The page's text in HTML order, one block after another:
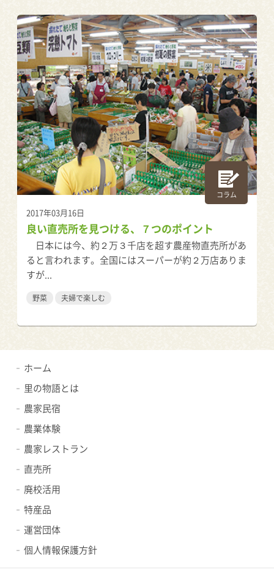
コラム
2017年03月16日
良い直売所を見つける、７つのポイント
日本には今、約２万３千店を超す農産物直売所があ
ると言われます。全国にはスーパーが約２万店ありま
すが...
野菜 夫婦で楽しむ
ホーム
里の物語とは
農家民宿
農業体験
農家レストラン
直売所
廃校活用
特産品
運営団体
個人情報保護方針